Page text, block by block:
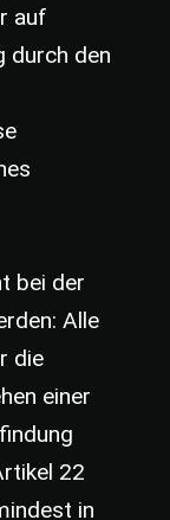
auf
durch den
bei der
Alle
die
einer
22
in